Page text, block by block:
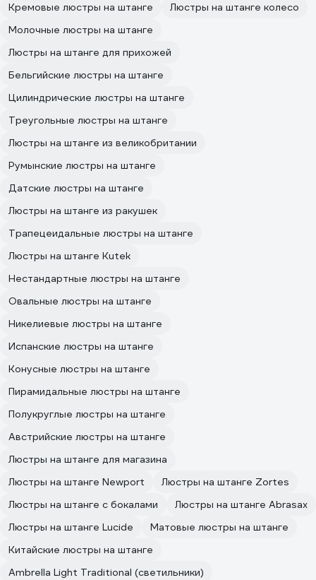
Кремовые люстры на штанге
Люстры на штанге колесо
Молочные люстры на штанге
Люстры на штанге для прихожей
Бельгийские люстры на штанге
Цилиндрические люстры на штанге
Треугольные люстры на штанге
Люстры на штанге из великобритании
Румынские люстры на штанге
Датские люстры на штанге
Люстры на штанге из ракушек
Трапецеидальные люстры на штанге
Люстры на штанге Kutek
Нестандартные люстры на штанге
Овальные люстры на штанге
Никелиевые люстры на штанге
Испанские люстры на штанге
Конусные люстры на штанге
Пирамидальные люстры на штанге
Полукруглые люстры на штанге
Австрийские люстры на штанге
Люстры на штанге для магазина
Люстры на штанге Newport
Люстры на штанге Zortes
Люстры на штанге с бокалами
Люстры на штанге Abrasax
Люстры на штанге Lucide
Матовые люстры на штанге
Китайские люстры на штанге
Ambrella Light Traditional (светильники)